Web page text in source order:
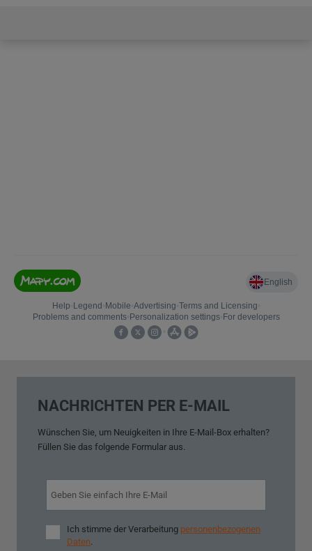
NACHRICHTEN PER E-MAIL
Wünschen Sie, um Neuigkeiten in Ihre E-Mail -Box erhalten?
Füllen Sie das folgende Formular aus
stimme
Ich stimme der Verarbeitung personenbezogenen
Daten.